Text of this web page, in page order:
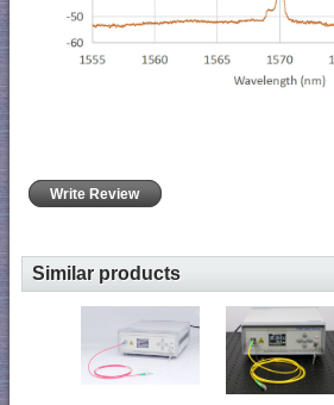
Write Review
Similar products